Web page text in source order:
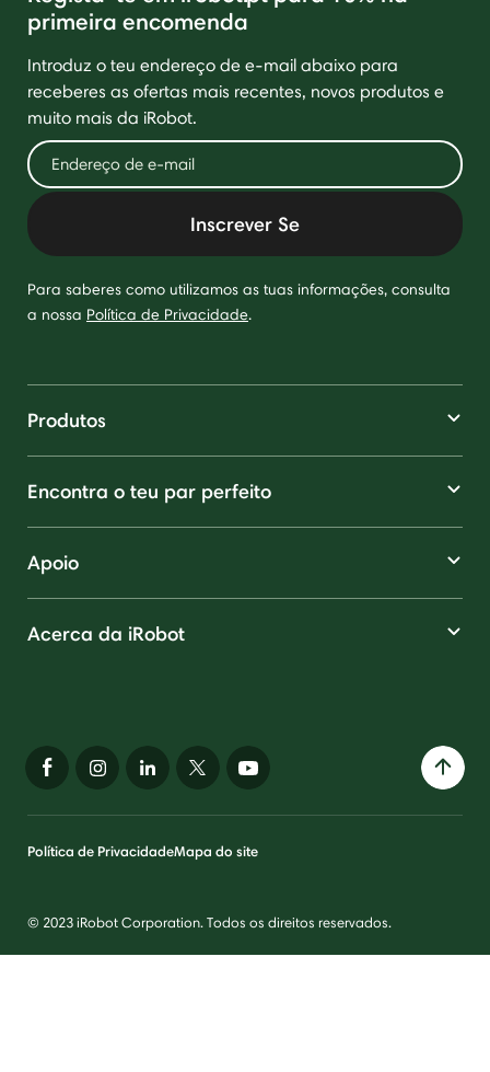
primeira encomenda
Introduz o teu endereço de e-mail abaixo para
receberes as ofertas mais recentes, novos produtos e
muito mais da iRobot.
Inscrever Se
Para saberes como utilizamos as tuas informações, consulta
a nossa Política de Privacidade.
Produtos
Encontra o teu par perfeito
Apoio
Acerca da iRobot
Política de PrivacidadeMapa do site
© 2023 iRobot Corporation. Todos os direitos reservados.